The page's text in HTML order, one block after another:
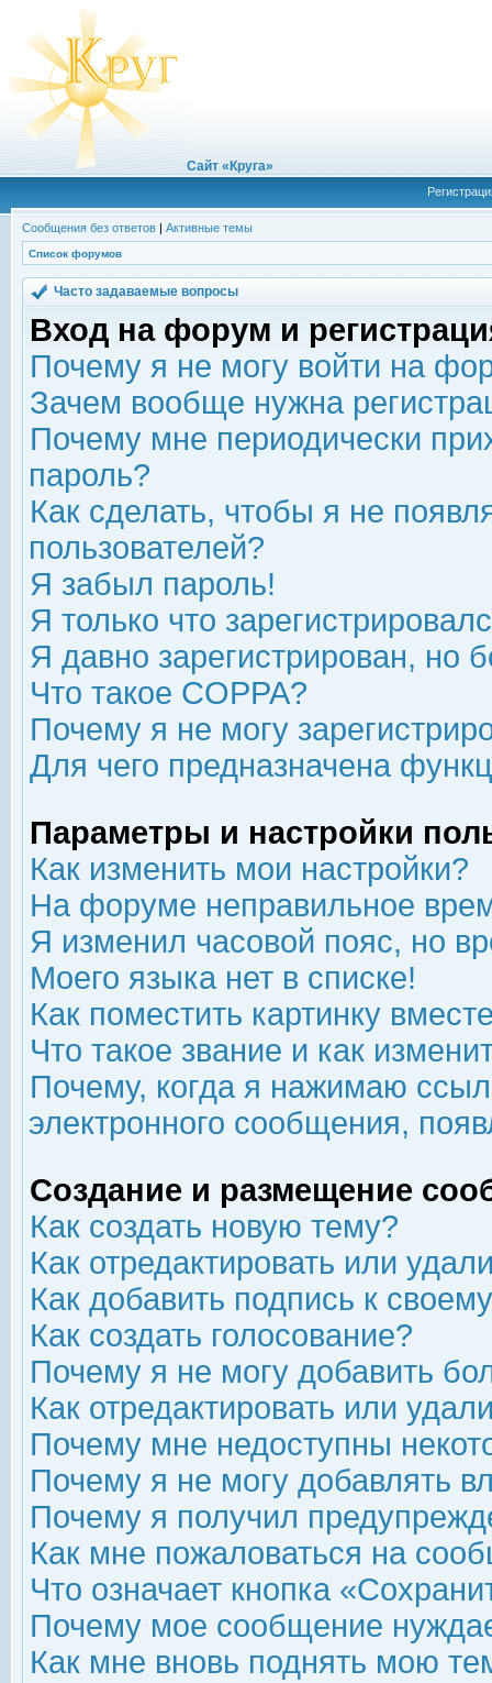
Сайт «Круга»
Сообщения без ответов | Активные темы
Список форумов
Часто задаваемые вопросы
Вход на форум и
Почему я не могу войти на
Зачем вообще нужна
Почему мне периодически
пароль?
Как сделать, чтобы я не
пользователей?
Я забыл пароль!
Я только что
Я давно зарегистрирован, но
Что такое COPPA?
Почему я не могу
Для чего предназначена
Параметры и настройки
Как изменить мои настройки?
На форуме неправильное
Я изменил часовой пояс, но
Моего языка нет в списке!
Как поместить картинку
Что такое звание и как
Почему, когда я нажимаю
электронного сообщения,
Создание и размещение
Как создать новую тему?
Как отредактировать или
Как добавить подпись к
Как создать голосование?
Почему я не могу добавить
Как отредактировать или
Почему мне недоступны
Почему я не могу добавлять
Почему я получил
Как мне пожаловаться на
Что означает кнопка
Почему мое сообщение
Как мне вновь поднять мою